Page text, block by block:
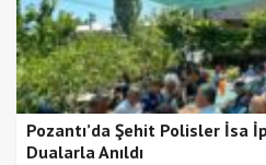
Pozantı’da Şehit Polisler İsa
Dualarla Anıldı